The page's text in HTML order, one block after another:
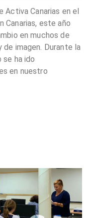
Canarias en el
Canarias, este año
en muchos de
imagen. Durante la
ha ido
en nuestro